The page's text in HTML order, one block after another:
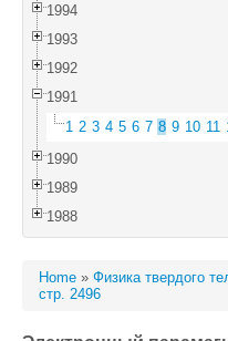
1994
1993
1992
1991
1 2 3 4 5 6 7 8 9 10 11
1990
1989
1988
Home » Физика твердого
стр. 2496